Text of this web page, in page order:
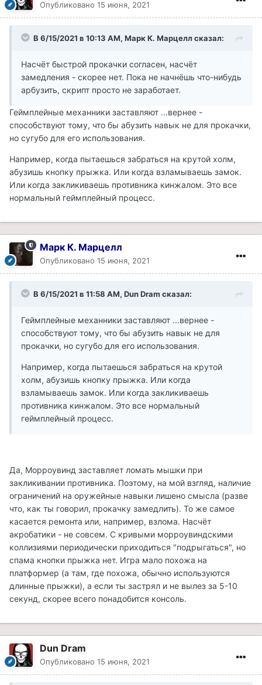
Опубликовано 15 июня, 2021
В 6/15/2021 в 10:13 AM, Марк К. Марцелл сказал:
Насчёт быстрой прокачки согласен, насчёт
замедления - скорее нет. Пока не начнёшь что-нибудь
арбузить, скрипт просто не заработает.
Геймплейные механники заставляют ...вернее -
способствуют тому, что бы абузить навык не для прокачки,
но сугубо для его использования.
Например, когда пытаешься забраться на крутой холм,
абузишь кнопку прыжка. Или когда взламываешь замок.
Или когда закликиваешь противника кинжалом. Это все
нормальный геймплейный процесс.
Марк К. Марцелл
Опубликовано 15 июня, 2021
В 6/15/2021 в 11:58 AM, Dun Dram сказал:
Геймплейные механники заставляют ...вернее -
способствуют тому, что бы абузить навык не для
прокачки, но сугубо для его использования.
Например, когда пытаешься забраться на крутой
холм, абузишь кнопку прыжка. Или когда
взламываешь замок. Или когда закликиваешь
противника кинжалом. Это все нормальный
геймплейный процесс.
Да, Морроувинд заставляет ломать мышки при
закликивании противника. Поэтому, на мой взгляд, наличие
ограничений на оружейные навыки лишено смысла (разве
что, как ты говорил, прокачку замедлить). То же самое
касается ремонта или, например, взлома. Насчёт
акробатики - не совсем. С кривыми морроувиндскими
коллизиями периодически приходиться "подрыгаться", но
спама кнопки прыжка нет. Игра мало похожа на
платформер (а там, где похожа, обычно используются
длинные прыжки), а если ты застрял и не вылез за 5-10
секунд, скорее всего понадобится консоль.
Dun Dram
Опубликовано 15 июня, 2021